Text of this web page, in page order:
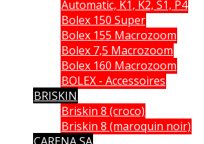
Automatic, K1, K2, S1, P4
Bolex 150 Super
Bolex 155 Macrozoom
Bolex 7,5 Macrozoom
Bolex 160 Macrozoom
BOLEX - Accessoires
BRISKIN
Briskin 8 (croco)
Briskin 8 (maroquin noir)